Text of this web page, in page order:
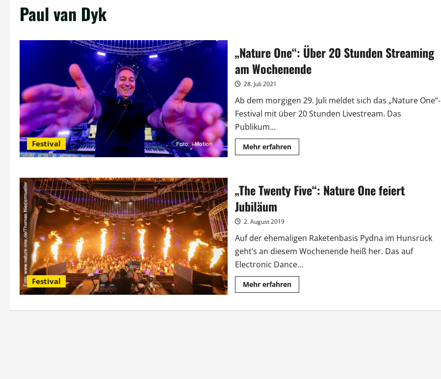
Paul van Dyk
Festival
„Nature One“: Über 20 Stunden Streaming
am Wochenende
28. Juli 2021
Ab dem morgigen 29. Juli meldet sich das „Nature One“-
Festival mit über 20 Stunden Livestream. Das
Publikum...
Mehr erfahrenMehr
Informationen
20
Stunden
Festival
„The Twenty Five“: Nature One feiert
Jubiläum
2. August 2019
Auf der ehemaligen Raketenbasis Pydna im Hunsrück
geht’s an diesem Wochenende heiß her. Das auf
Electronic Dance...
Mehr erfahrenMehr
Informationen
Twenty